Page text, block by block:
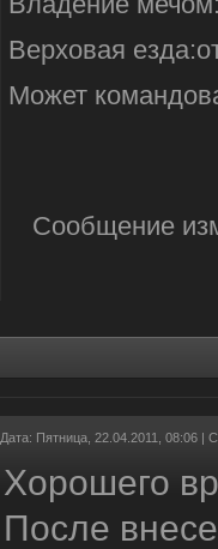
Верховая
Может
Сообщение
Дата: Пятница, 22.04.2011, 08:06 |
Хорошего
После